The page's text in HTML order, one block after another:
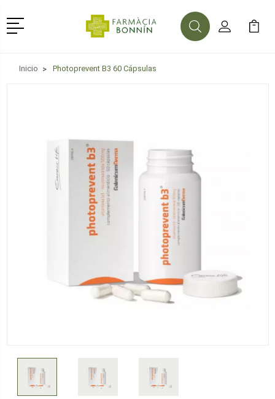
Menú
BuscarMi Cuenta
Mi
Inicio Photoprevent B3 60 Cápsulas